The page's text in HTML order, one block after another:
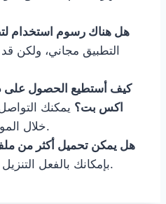
هل هناك رسوم استخدام
التطبيق مجاني، ولكن
كيف أستطيع الحصول على
اكس بت؟ يمكنك
خلال الموقع الرسمي للتطبيق.
هل يمكن تحميل أكثر من
بإمكانك بالفعل التنزيل المتعدد عبر التطبيق.